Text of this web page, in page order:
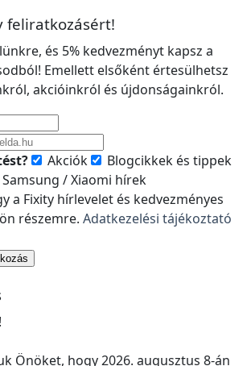
feliratkozásért!
és 5% kedvezményt kapsz a
Emellett elsőként értesülhetsz
akcióinkról és újdonságainkról.
Akciók
Blogcikkek és tippek
Samsung / Xiaomi hírek
a Fixity hírlevelet és kedvezményes
részemre. Adatkezelési tájékoztató
Önöket, hogy 2026. augusztus 8-án